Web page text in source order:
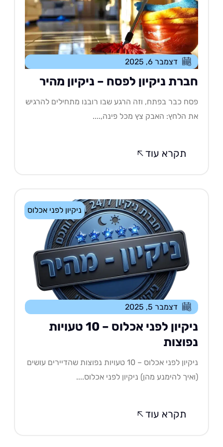
דצמבר 6, 2025
ניקיון לפסח – ניקיון מהיר
כבר בפתח, וזה הרגע שבו רובנו מתחילים להרגיש
הלחץ: האבק צץ מכל פינה,....
תקרא עוד
ניקיון לפני אכלוס
דצמבר 5, 2025
ניקיון לפני אכלוס – 10 טעויות
ניקיון לפני אכלוס – 10 טעויות נפוצות שהדיירים עושים
להימנע מהן) ניקיון לפני אכלוס....
תקרא עוד